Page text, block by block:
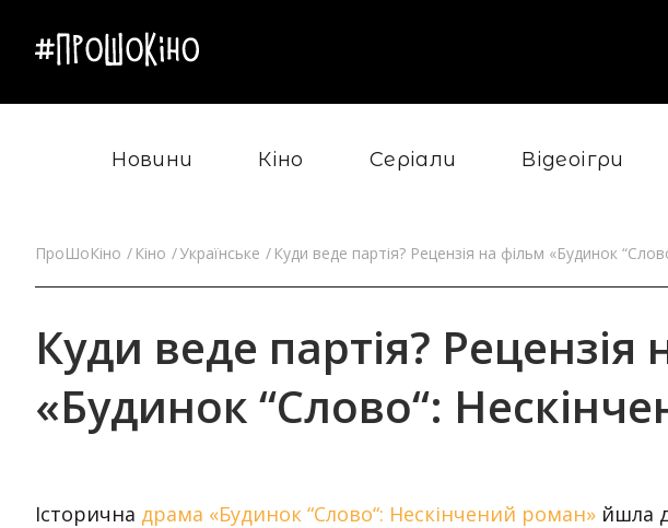
Новини Кіно Серіали Відеоігри
ПроШоКіно Кіно Українське Куди веде партія? Рецензія на фільм «Будинок
Куди веде партія? Рецензія
«Будинок “Слово“:
Історична драма «Будинок “Слово“: Нескінчений роман» йшла